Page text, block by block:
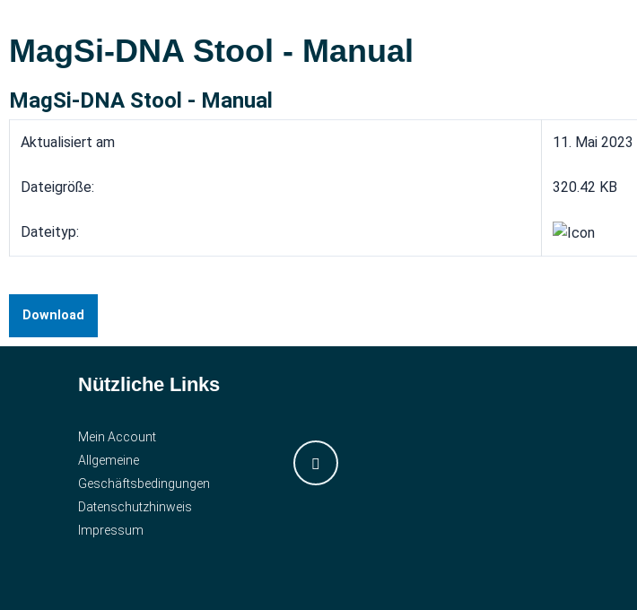
MagSi-DNA Stool - Manual
MagSi-DNA Stool - Manual
Aktualisiert am 11. Mai 2023
Dateigröße: 320.42 KB
Dateityp:
Download
Nützliche Links
Mein Account
Allgemeine
Geschäftsbedingungen
Datenschutzhinweis
Impressum